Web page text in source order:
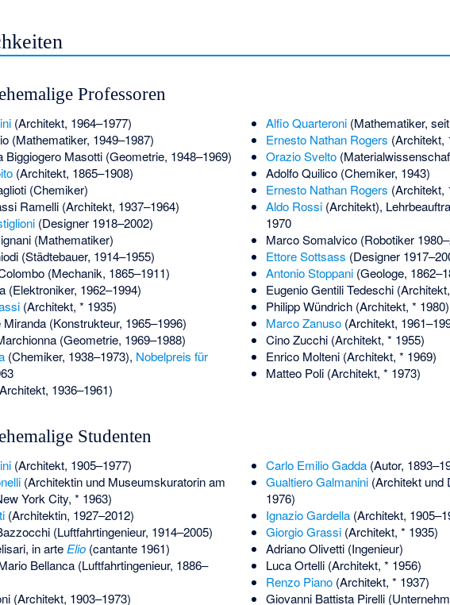
Professoren
(Architekt, 1964–1977)
(Mathematiker, 1949–1987)
Biggiogero Masotti(Geometrie, 1948–1969)
(Architekt, 1865–1908)
(Chemiker)
Ramelli(Architekt, 1937–1964)
(Designer 1918–2002)
(Mathematiker)
(Städtebauer, 1914–1955)
(Mechanik, 1865–1911)
(Elektroniker, 1962–1994)
(Architekt, * 1935)
Miranda(Konstrukteur, 1965–1996)
(Geometrie, 1969–1988)
(Chemiker, 1938–1973), Nobelpreis für
1936–1961)
Alfio Quarteroni(Mathematiker,
Ernesto Nathan Rogers (Architekt,
Orazio Svelto
Adolfo Quilico(Chemiker, 1943)
Ernesto Nathan Rogers (Architekt,
Aldo Rossi(Architekt),
1970
Marco Somalvico(Robotiker
Ettore Sottsass (Designer
Antonio Stoppani(Geologe,
Eugenio Gentili Tedeschi
Philipp Wündrich(Architekt, * 1980)
Marco Zanuso(Architekt,
Cino Zucchi(Architekt, * 1955)
Enrico Molteni(Architekt, * 1969)
Matteo Poli(Architekt, * 1973)
Studenten
(Architekt, 1905–1977)
(Architektin und Museumskuratorin am
York City, * 1963)
(Architektin, 1927–2012)
(Luftfahrtingenieur, 1914–2005)
, in arte Elio(cantante 1961)
Bellanca(Luftfahrtingenieur, 1886–
(Architekt, 1903–1973)
Carlo Emilio Gadda(Autor,
Gualtiero Galmanini(Architekt und
1976)
Ignazio Gardella(Architekt,
Giorgio Grassi(Architekt, * 1935)
Adriano Olivetti(Ingenieur)
Luca Ortelli(Architekt, * 1956)
Renzo Piano(Architekt, * 1937)
Giovanni Battista Pirelli